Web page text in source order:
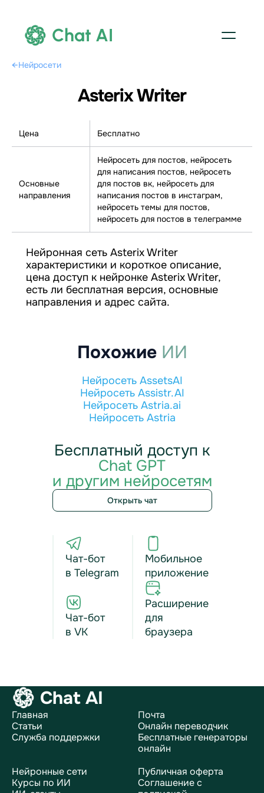
Chat AI
←Нейросети
Asterix Writer
Цена Бесплатно
Основные
направления
Нейросеть для постов, нейросеть
для написания постов, нейросеть
для постов вк, нейросеть для
написания постов в инстаграм,
нейросеть темы для постов,
нейросеть для постов в телеграмме
Нейронная сеть Asterix Writer
характеристики и короткое описание,
цена доступ к нейронке Asterix Writer,
есть ли бесплатная версия, основные
направления и адрес сайта.
Похожие ИИ
Нейросеть AssetsAI
Нейросеть Assistr.AI
Нейросеть Astria.ai
Нейросеть Astria
Бесплатный доступ к
Chat GPT
и другим нейросетям
Открыть чат
Чат-бот
в Telegram
Чат-бот
в VK
Мобильное
приложение
Расширение
для
браузера
Chat AI
Главная
Статьи
Служба поддержки
Почта
Онлайн переводчик
Бесплатные генераторы
онлайн
Нейронные сети
Курсы по ИИ
Публичная оферта
Соглашение с